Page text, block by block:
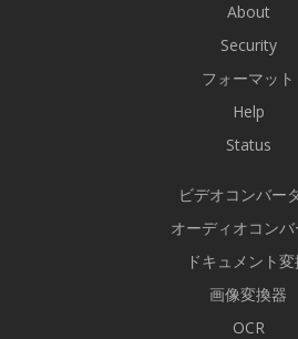
About
Security
フォーマット
Help
Status
ビデオコンバー
オーディオコンバ
ドキュメント変
画像変換器
OCR